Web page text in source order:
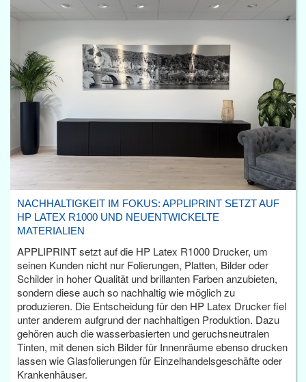
NACHHALTIGKEIT IM FOKUS: APPLIPRINT SETZT AUF
HP LATEX R1000 UND NEUENTWICKELTE
MATERIALIEN
APPLIPRINT setzt auf die HP Latex R1000 Drucker, um
seinen Kunden nicht nur Folierungen, Platten, Bilder oder
Schilder in hoher Qualität und brillanten Farben anzubieten,
sondern diese auch so nachhaltig wie möglich zu
produzieren. Die Entscheidung für den HP Latex Drucker fiel
unter anderem aufgrund der nachhaltigen Produktion. Dazu
gehören auch die wasserbasierten und geruchsneutralen
Tinten, mit denen sich Bilder für Innenräume ebenso drucken
lassen wie Glasfolierungen für Einzelhandelsgeschäfte oder
Krankenhäuser.